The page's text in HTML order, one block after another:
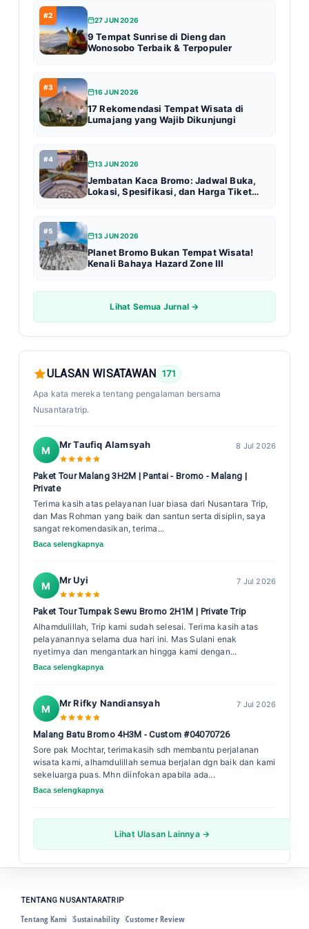
#2
27 JUN 2026
9 Tempat Sunrise di Dieng dan
Wonosobo Terbaik & Terpopuler
#3
16 JUN 2026
17 Rekomendasi Tempat Wisata di
Lumajang yang Wajib Dikunjungi
#4
13 JUN 2026
Jembatan Kaca Bromo: Jadwal Buka,
Lokasi, Spesifikasi, dan Harga Tiket
#5
13 JUN 2026
Planet Bromo Bukan Tempat Wisata!
Kenali Bahaya Hazard Zone III
Lihat Semua Jurnal →
ULASAN WISATAWAN
171
Apa kata mereka tentang pengalaman bersama
Nusantaratrip.
M Mr Taufiq Alamsyah 8 Jul 2026
Paket Tour Malang 3H2M | Pantai - Bromo - Malang |
Private
Terima kasih atas pelayanan luar biasa dari Nusantara Trip,
dan Mas Rohman yang baik dan santun serta disiplin, saya
sangat rekomendasikan, terima...
Baca selengkapnya
M Mr Uyi 7 Jul 2026
Paket Tour Tumpak Sewu Bromo 2H1M | Private Trip
Alhamdulillah, Trip kami sudah selesai. Terima kasih atas
pelayanannya selama dua hari ini. Mas Sulani enak
nyetirnya dan mengantarkan hingga kami dengan...
Baca selengkapnya
M Mr Rifky Nandiansyah 7 Jul 2026
Malang Batu Bromo 4H3M - Custom #04070726
Sore pak Mochtar, terimakasih sdh membantu perjalanan
wisata kami, alhamdulillah semua berjalan dgn baik dan kami
sekeluarga puas. Mhn diinfokan apabila ada...
Baca selengkapnya
Lihat Ulasan Lainnya →
TENTANG NUSANTARATRIP
Tentang Kami Sustainability Customer Review